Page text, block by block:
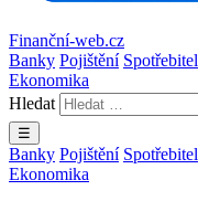
Finanční-web.cz
Banky Pojištění Spotřebitel
Ekonomika
Hledat
☰
Banky Pojištění Spotřebitel
Ekonomika